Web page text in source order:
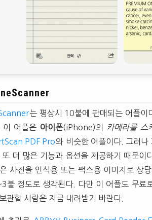
는 평상시 10불에 판매되는 어플
이 어플은 아이폰(iPhone)의 카메라를 스
PDF Pro와 비슷한 어플이다. 그러
또 더 많은 기능과 옵션을 제공하기 때문이
사진을 인식용 또는 팩스용 이미지로 상
불 정도로 생각된다. 다만 이 어플도 무료
관할 사람은 지금 내려받기 바란다.